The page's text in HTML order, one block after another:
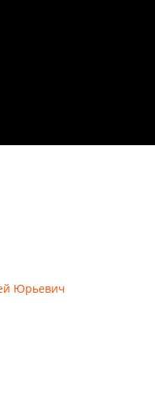
Юрьевич